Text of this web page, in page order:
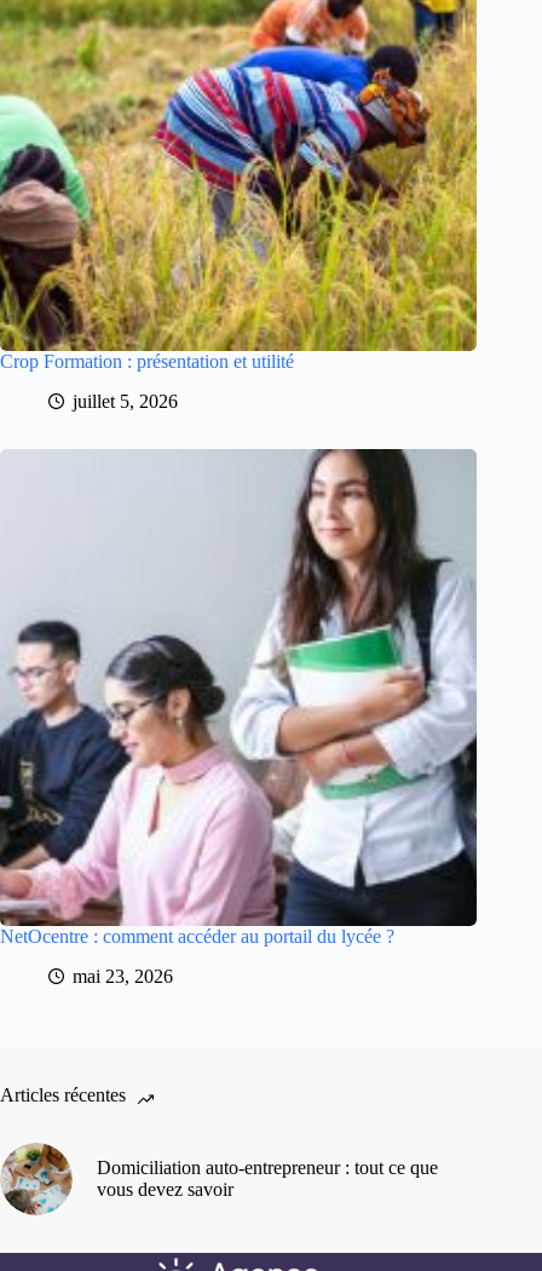
Crop Formation : présentation et utilité
juillet 5, 2026
NetOcentre : comment accéder au portail du lycée ?
mai 23, 2026
Articles récentes
Domiciliation auto-entrepreneur : tout ce que
vous devez savoir